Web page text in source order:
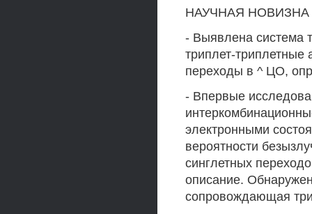
НАУЧНАЯ
- Выявлена система
триплет-
переходы в ^ ЦО,
- Впервые
электронными
вероятности
синглетных
описание.
сопровождающая